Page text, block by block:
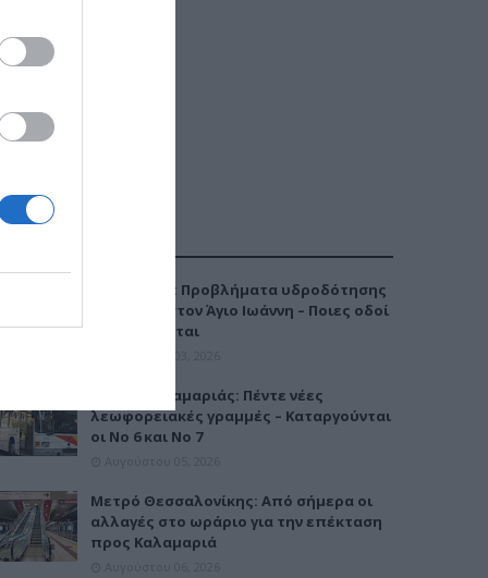
Καλαμαριά: Προβλήματα υδροδότησης
την Τρίτη στον Άγιο Ιωάννη – Ποιες οδοί
επηρεάζονται
Μετρό Καλαμαριάς: Πέντε νέες
λεωφορειακές γραμμές – Καταργούνται
οι Νο 6 και Νο 7
Μετρό Θεσσαλονίκης: Από σήμερα οι
αλλαγές στο ωράριο για την επέκταση
προς Καλαμαριά